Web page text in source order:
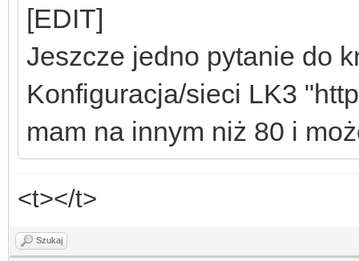
[EDIT]
Jeszcze jedno pytanie do
Konfiguracja/sieci LK3
mam na innym niż 80 i
<t></t>
Szukaj